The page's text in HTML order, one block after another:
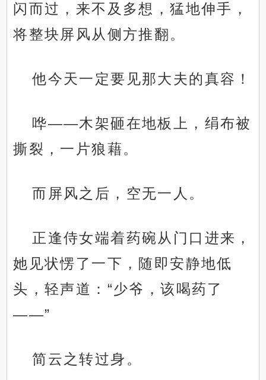
闪而过，来不及多想，猛地伸手，
将整块屏风从侧方推翻。
他今天一定要见那大夫的真容！
哗——木架砸在地板上，绢布被
撕裂，一片狼藉。
而屏风之后，空无一人。
正逢侍女端着药碗从门口进来，
她见状愣了一下，随即安静地低
头，轻声道：“少爷，该喝药了
——”
简云之转过身。